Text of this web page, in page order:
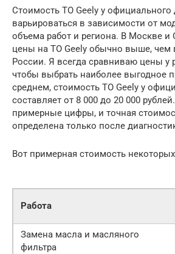
Стоимость ТО Geely у
варьироваться в зависимости от
объема работ и региона. В Москве и
цены на ТО Geely обычно выше, чем
России. Я всегда сравниваю цены у
чтобы выбрать наиболее выгодное
среднем, стоимость ТО Geely у
составляет от 8 000 до 20 000
примерные цифры, и точная
определена только после
Вот примерная стоимость
Работа
Замена масла и масляного
фильтра